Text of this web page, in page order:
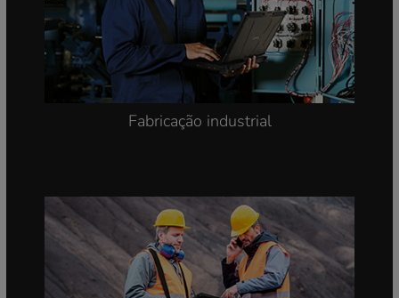
Transporte e Logística